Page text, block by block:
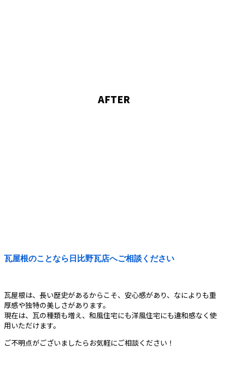
AFTER
瓦屋根のことなら日比野瓦店へご相談ください
瓦屋根は、長い歴史があるからこそ、安心感があり、なによりも重
厚感や独特の美しさがあります。
現在は、瓦の種類も増え、和風住宅にも洋風住宅にも違和感なく使
用いただけます。
ご不明点がございましたらお気軽にご相談ください！